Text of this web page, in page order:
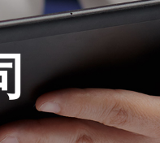
機
薄膜切割
玻璃
禮贈品
首飾
印章
經營理念
創新技術
客戶服務
榮譽和認証 新聞
訊
GCC Web Shop
代理商入口
利害關係
ESG永續